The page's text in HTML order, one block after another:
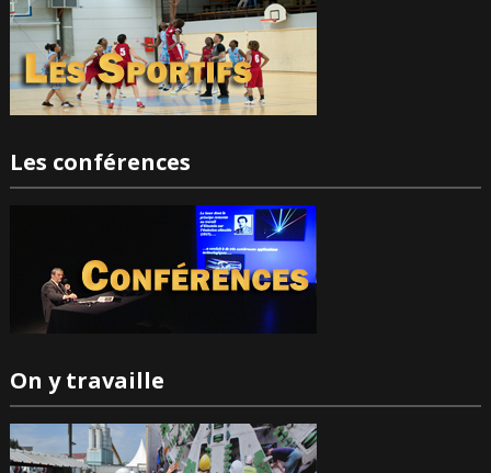
Les conférences
On y travaille